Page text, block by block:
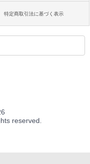
チカラーディスプレ
ト、最大8週間持続バッ
、ブラック (2025年発
Scribe Colorsoft |
ィスプレイ、64GBスト
特定商取引法に基づく表示
reserved.